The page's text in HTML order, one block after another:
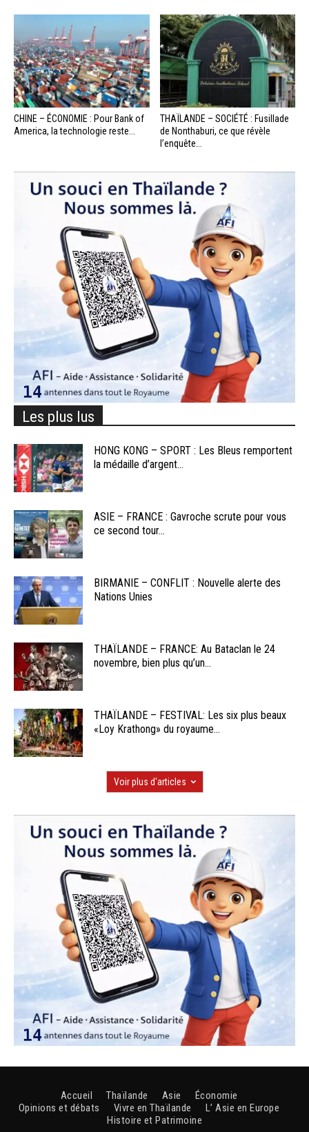
CHINE – ÉCONOMIE : Pour Bank of
America, la technologie reste...
THAÏLANDE – SOCIÉTÉ : Fusillade
de Nonthaburi, ce que révèle
l’enquête...
Les plus lus
HONG KONG – SPORT : Les Bleus remportent
la médaille d’argent...
ASIE – FRANCE : Gavroche scrute pour vous
ce second tour...
BIRMANIE – CONFLIT : Nouvelle alerte des
Nations Unies
THAÏLANDE – FRANCE: Au Bataclan le 24
novembre, bien plus qu’un...
THAÏLANDE – FESTIVAL: Les six plus beaux
«Loy Krathong» du royaume...
Voir plus d'articles
Accueil Thaïlande Asie
Économie
Opinions et débats
Vivre en Thaïlande
L’ Asie en Europe
Histoire et Patrimoine